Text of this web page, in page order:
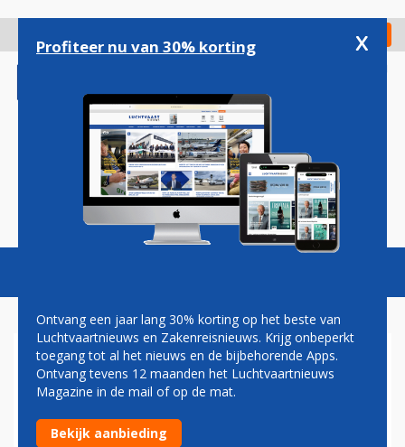
gaan
Check in
Magazine Podcasts Vacatures
SINGAPORE AIRLINES MET
A350 XWB ALS EERSTE NAAR
AMSTERDAM
Profiteer nu van 30% korting x
Ontvang een jaar lang 30% korting op het beste van
Luchtvaartnieuws en Zakenreisnieuws. Krijg onbeperkt
toegang tot al het nieuws en de bijbehorende Apps.
Ontvang tevens 12 maanden het Luchtvaartnieuws
Magazine in de mail of op de mat.
Bekijk aanbieding